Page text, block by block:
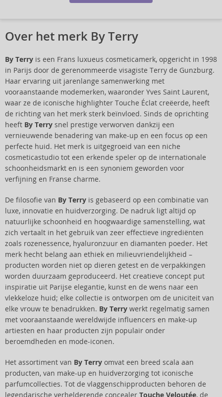
Over het merk By Terry
By Terry is een Frans luxueus cosmeticamerk, opgericht in 1998
in Parijs door de gerenommeerde visagiste Terry de Gunzburg.
Haar ervaring uit jarenlange samenwerking met
vooraanstaande modemerken, waaronder Yves Saint Laurent,
waar ze de iconische highlighter Touche Éclat creëerde, heeft
de richting van het merk sterk beïnvloed. Sinds de oprichting
heeft By Terry snel prestige verworven dankzij een
vernieuwende benadering van make-up en een focus op een
perfecte huid. Het merk is uitgegroeid van een niche
cosmeticastudio tot een erkende speler op de internationale
schoonheidsmarkt en is een synoniem geworden voor
verfijning en Franse charme.
De filosofie van By Terry is gebaseerd op een combinatie van
luxe, innovatie en huidverzorging. De nadruk ligt altijd op
natuurlijke schoonheid en hoogwaardige samenstelling, wat
zich vertaalt in het gebruik van zeer effectieve ingrediënten
zoals rozenessence, hyaluronzuur en diamanten poeder. Het
merk hecht belang aan ethiek en milieuvriendelijkheid –
producten worden niet op dieren getest en de verpakkingen
worden duurzaam geproduceerd. Het creatieve concept put
inspiratie uit Parijse elegantie, kunst en de wens naar een
vlekkeloze huid; elke collectie is ontworpen om de uniciteit van
elke vrouw te benadrukken. By Terry werkt regelmatig samen
met vooraanstaande wereldwijde influencers en make-up
artiesten en haar producten zijn populair onder
beroemdheden en mode-iconen.
Het assortiment van By Terry omvat een breed scala aan
producten, van make-up en huidverzorging tot iconische
parfumcollecties. Tot de vlaggenschipproducten behoren de
legendarische verhelderende concealer Touche Veloutée, de